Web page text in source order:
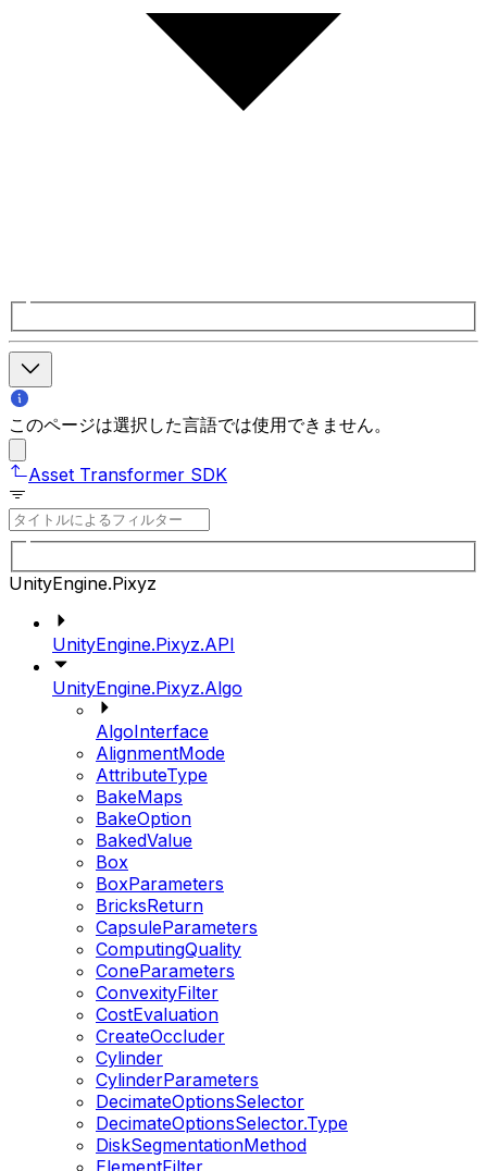
このページは選択した言語では使用できません。
Asset Transformer SDK
UnityEngine.Pixyz
UnityEngine.Pixyz.API
UnityEngine.Pixyz.Algo
AlgoInterface
AlignmentMode
AttributeType
BakeMaps
BakeOption
BakedValue
Box
BoxParameters
BricksReturn
CapsuleParameters
ComputingQuality
ConeParameters
ConvexityFilter
CostEvaluation
CreateOccluder
Cylinder
CylinderParameters
DecimateOptionsSelector
DecimateOptionsSelector.Type
DiskSegmentationMethod
ElementFilter